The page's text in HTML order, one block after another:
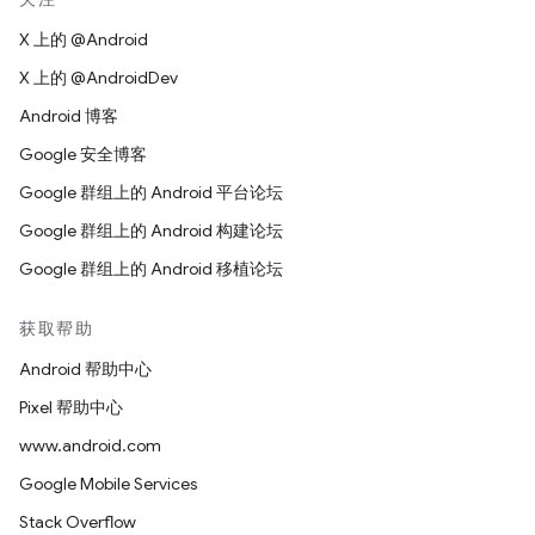
X 上的 @Android
X 上的 @AndroidDev
Android 博客
Google 安全博客
Google 群组上的 Android 平台论坛
Google 群组上的 Android 构建论坛
Google 群组上的 Android 移植论坛
获取帮助
Android 帮助中心
Pixel 帮助中心
www.android.com
Google Mobile Services
Stack Overflow